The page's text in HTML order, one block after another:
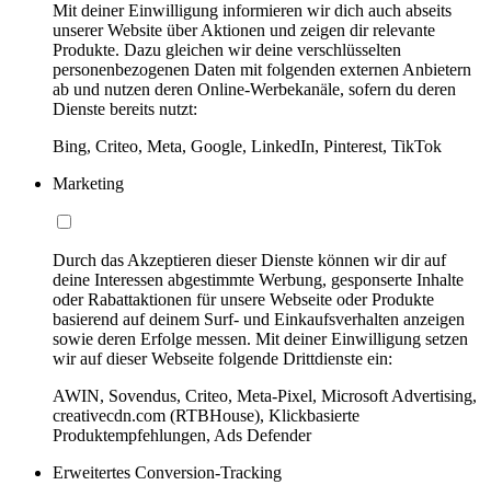
Mit deiner Einwilligung informieren wir dich auch abseits
unserer Website über Aktionen und zeigen dir relevante
Produkte. Dazu gleichen wir deine verschlüsselten
personenbezogenen Daten mit folgenden externen Anbietern
ab und nutzen deren Online-Werbekanäle, sofern du deren
Dienste bereits nutzt:
Bing, Criteo, Meta, Google, LinkedIn, Pinterest, TikTok
Marketing
Durch das Akzeptieren dieser Dienste können wir dir auf
deine Interessen abgestimmte Werbung, gesponserte Inhalte
oder Rabattaktionen für unsere Webseite oder Produkte
basierend auf deinem Surf- und Einkaufsverhalten anzeigen
sowie deren Erfolge messen. Mit deiner Einwilligung setzen
wir auf dieser Webseite folgende Drittdienste ein:
AWIN, Sovendus, Criteo, Meta-Pixel, Microsoft Advertising,
creativecdn.com (RTBHouse), Klickbasierte
Produktempfehlungen, Ads Defender
Erweitertes Conversion-Tracking